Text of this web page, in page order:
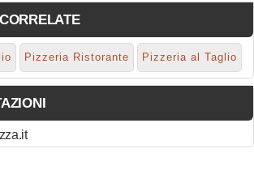
Pizzeria Ristorante Pizzeria al Taglio